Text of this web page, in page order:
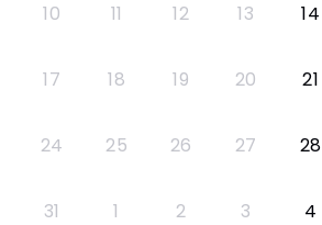
10 11 12 13 14
17 18 19 20 21
24 25 26 27 28
31 1 2 3 4